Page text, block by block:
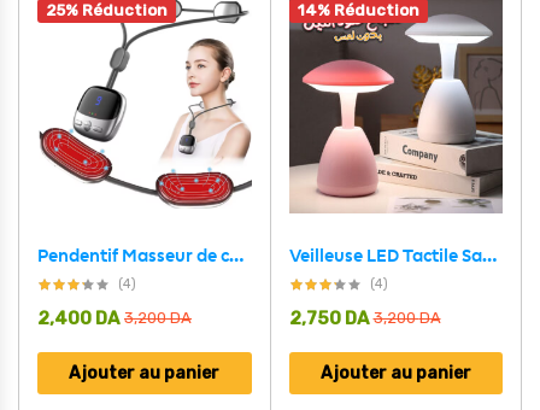
25% Réduction
Pendentif Masseur de cou suspendu intelligent
(4)
3,200DA
2,400 DA
Ajouter au panier
14% Réduction
Veilleuse LED Tactile Sans Fil à Intensité Réglable avec Chargeur USB
(4)
3,200DA
2,750 DA
Ajouter au panier